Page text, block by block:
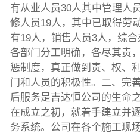
有从业人员30人其中管理人
修人员19人，其中已取得劳
有19人，销售人员3人，综
各部门分工明确，各尽其责
惩制度，真正做到责、权、
门和人员的积极性。二、完
后服务是吉达恒公司的生命
在成立之初，就着手建立并
务系统。公司在各个施工现